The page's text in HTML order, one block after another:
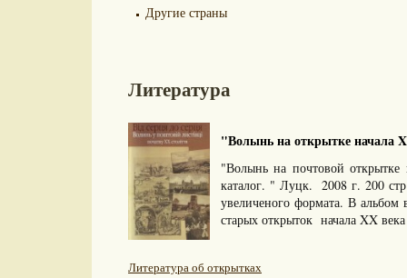
Другие страны
Литература
"Волынь на открытке начала
"Волынь на почтовой
каталог. " Луцк. 2008 г. 200
увеличеного формата. В
старых открыток начала XX
Литература об открытках